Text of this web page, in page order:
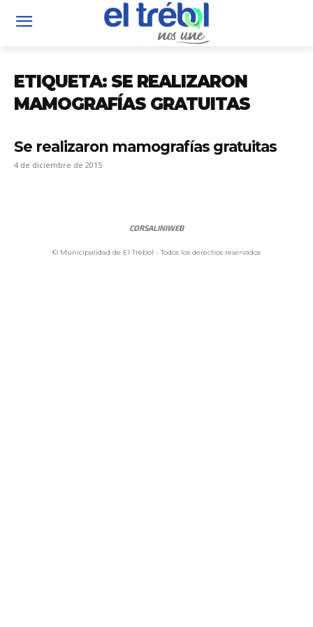
ETIQUETA: SE REALIZARON
MAMOGRAFÍAS GRATUITAS
Se realizaron mamografías gratuitas
4 de diciembre de 2015
CORSALINIWEB
© Municipalidad de El Trébol - Todos los derechos reservados